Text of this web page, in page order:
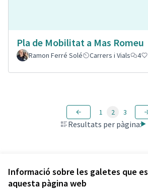
Informació sobre les galetes que
aquesta pàgina web
Pla de Mobilitat a Mas Romeu
Ramon Ferré Solé
Carrers i Vials 4
Resultats per pàgina:
1 2 3
Veure totes les propostes retirades